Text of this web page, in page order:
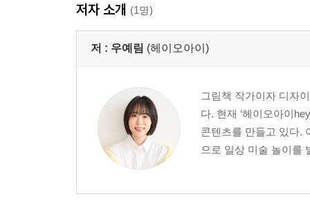
저자 소개 (1명)
저 : 우예림 (헤이오아이)
그림책 작가이자 디자
다. 현재 ‘헤이오아이
콘텐츠를 만들고 있다.
으로 일상 미술 놀이를